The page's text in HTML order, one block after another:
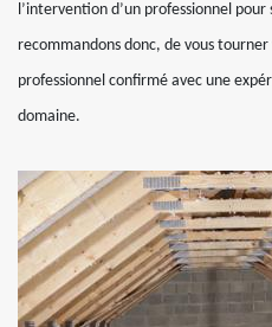
l’intervention d’un professionnel pour
recommandons donc, de vous
professionnel confirmé avec une
domaine.